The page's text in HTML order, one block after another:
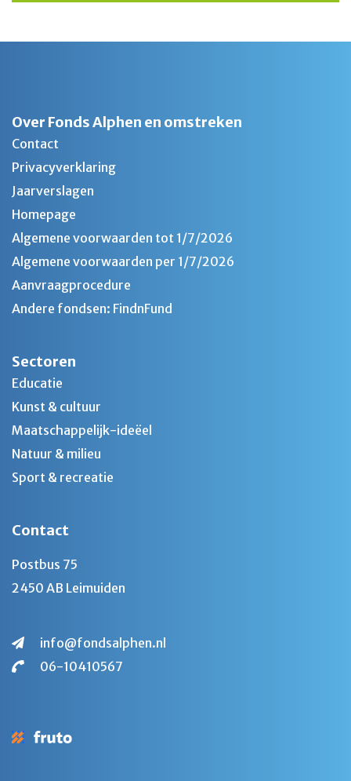
Over Fonds Alphen en omstreken
Contact
Privacyverklaring
Jaarverslagen
Homepage
Algemene voorwaarden tot 1/7/2026
Algemene voorwaarden per 1/7/2026
Aanvraagprocedure
Andere fondsen: FindnFund
Sectoren
Educatie
Kunst & cultuur
Maatschappelijk-ideëel
Natuur & milieu
Sport & recreatie
Contact
Postbus 75
2450 AB Leimuiden
info@fondsalphen.nl
06-10410567